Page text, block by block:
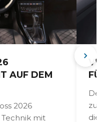
AUF DEM
2026
mit
zur